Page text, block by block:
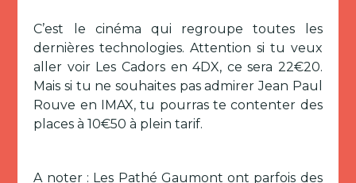
C’est le cinéma qui regroupe toutes les
dernières technologies. Attention si tu veux
aller voir Les Cadors en 4DX, ce sera 22€20.
Mais si tu ne souhaites pas admirer Jean Paul
Rouve en IMAX, tu pourras te contenter des
places à 10€50 à plein tarif.
A noter : Les Pathé Gaumont ont parfois des